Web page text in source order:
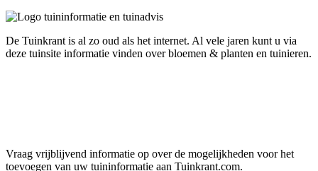
De Tuinkrant is al zo oud als het internet. Al vele jaren kunt u via
deze tuinsite informatie vinden over bloemen & planten en tuinieren.
Vraag vrijblijvend informatie op over de mogelijkheden voor het
toevoegen van uw tuininformatie aan Tuinkrant.com.